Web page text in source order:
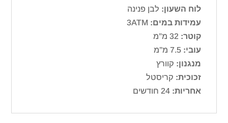
לוח השעון: לבן פנינה
עמידות במים:
קוטר:
עובי:7.5 מ”מ
מנגנון: קוורץ
זכוכית: קריסטל
אחריות: 24 חודשים